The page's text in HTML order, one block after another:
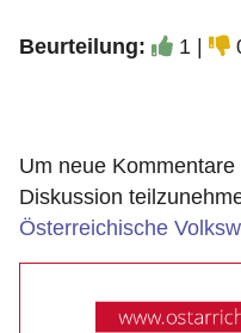
Beurteilung: 1 |
Um neue
Diskussion
Österreichische